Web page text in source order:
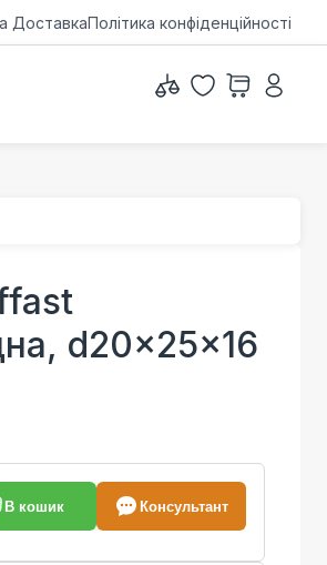
ДоставкаПолітика конфіденційності
d20x25x16
В кошик Консультант